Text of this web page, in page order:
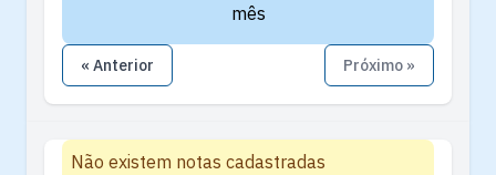
mês
« Anterior Próximo »
Não existem notas cadastradas